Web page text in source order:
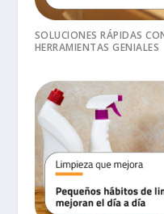
SOLUCIONES RÁPIDAS
HERRAMIENTAS GENIALES